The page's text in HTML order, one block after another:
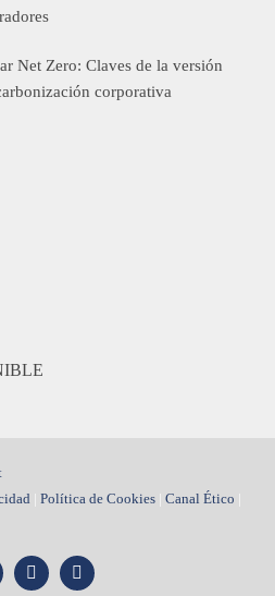
Net Zero: Claves de la versión
corporativa
Política de Cookies| Canal Ético